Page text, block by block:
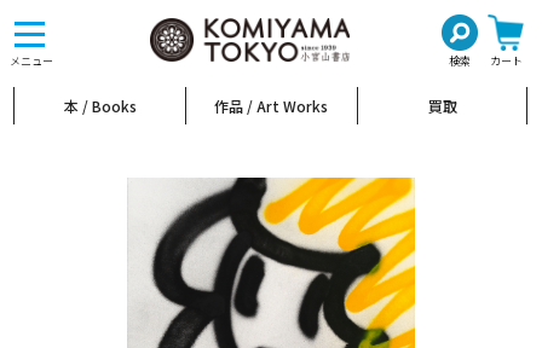
メニュー 検索 カート
toggle
navigation
本 / Books 作品 / Art Works 買取